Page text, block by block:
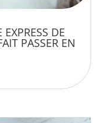
DE
PASSER EN